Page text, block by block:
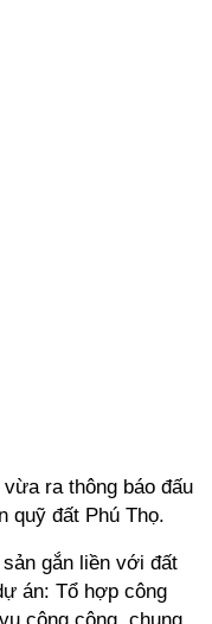
ra thông báo đấu
quỹ đất Phú Thọ.
gắn liền với đất
án: Tổ hợp công